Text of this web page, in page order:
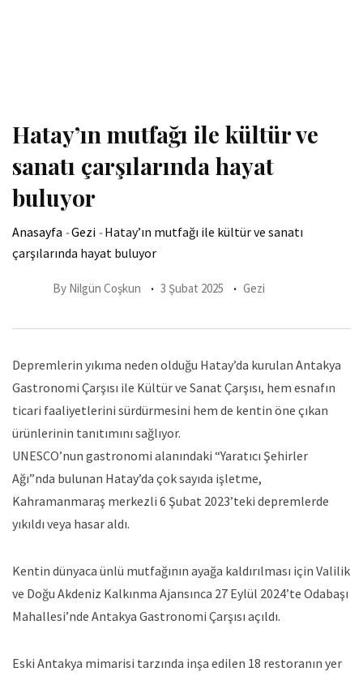
Hatay’ın mutfağı ile kültür ve
sanatı çarşılarında hayat
buluyor
Anasayfa -Gezi -Hatay’ın mutfağı ile kültür ve sanatı
çarşılarında hayat buluyor
By Nilgün Coşkun 3 Şubat 2025 Gezi
Depremlerin yıkıma neden olduğu Hatay’da kurulan Antakya
Gastronomi Çarşısı ile Kültür ve Sanat Çarşısı, hem esnafın
ticari faaliyetlerini sürdürmesini hem de kentin öne çıkan
ürünlerinin tanıtımını sağlıyor.
UNESCO’nun gastronomi alanındaki “Yaratıcı Şehirler
Ağı”nda bulunan Hatay’da çok sayıda işletme,
Kahramanmaraş merkezli 6 Şubat 2023’teki depremlerde
yıkıldı veya hasar aldı.
Kentin dünyaca ünlü mutfağının ayağa kaldırılması için Valilik
ve Doğu Akdeniz Kalkınma Ajansınca 27 Eylül 2024’te Odabaşı
Mahallesi’nde Antakya Gastronomi Çarşısı açıldı.
Eski Antakya mimarisi tarzında inşa edilen 18 restoranın yer